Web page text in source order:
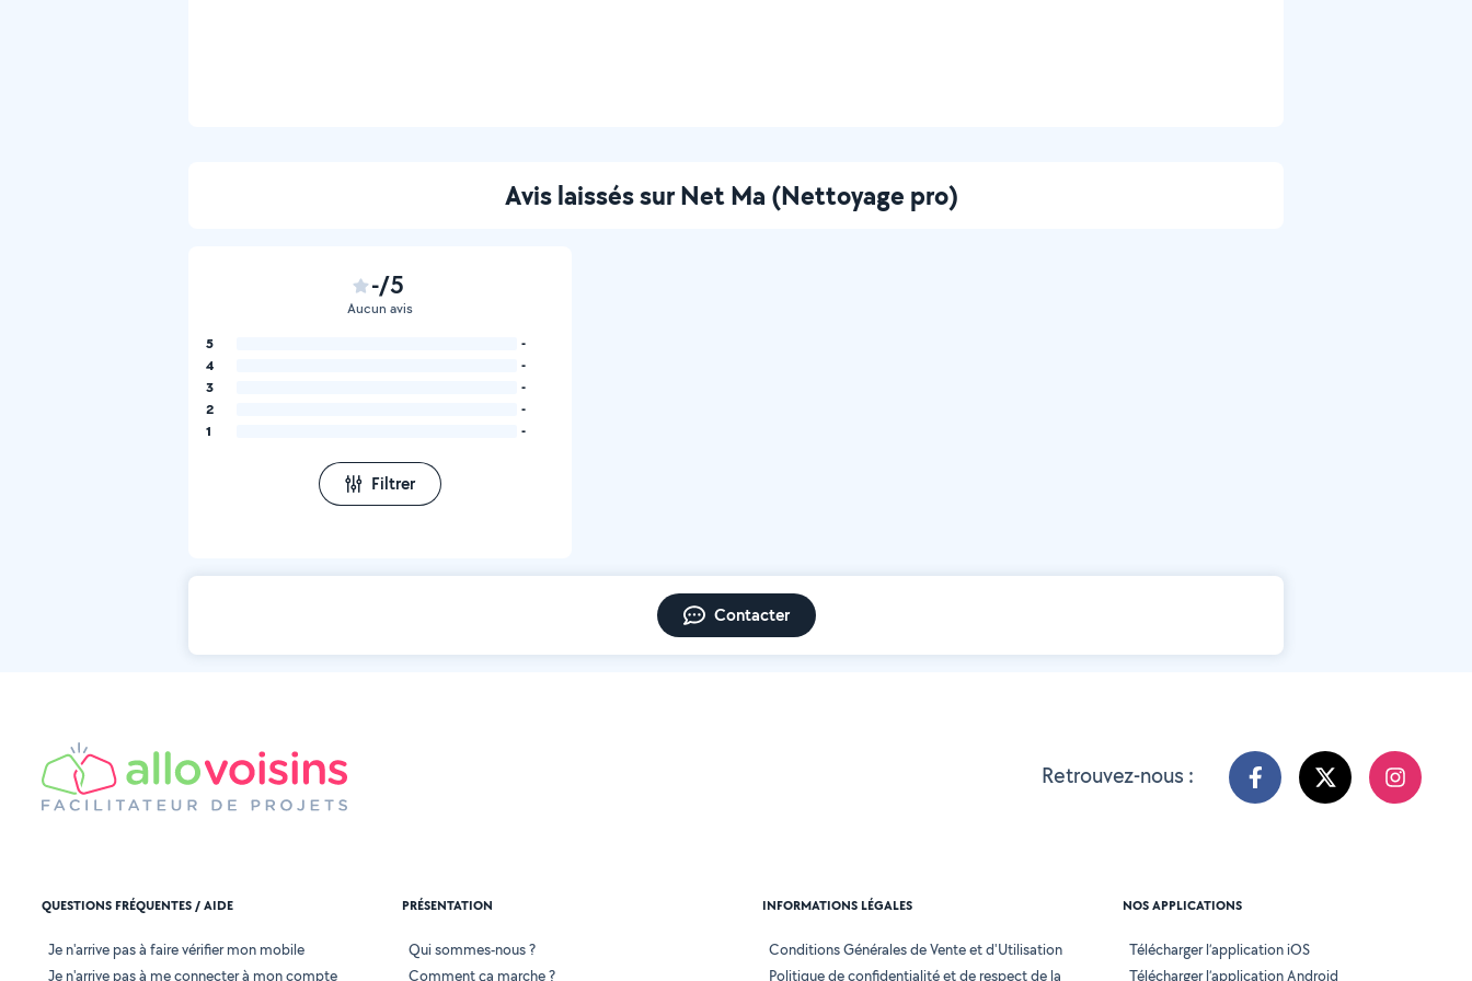
Avis laissés sur Net Ma (Nettoyage pro)
-/5
Aucun avis
5
-
4
-
3
-
2
-
1
-
Filtrer
Contacter
Retrouvez-nous :
QUESTIONS FRÉQUENTES / AIDE
Je n'arrive pas à faire vérifier mon mobile
Je n'arrive pas à me connecter à mon compte
PRÉSENTATION
Qui sommes-nous ?
Comment ça marche ?
INFORMATIONS LÉGALES
Conditions Générales de Vente et d'Utilisation
Politique de confidentialité et de respect de la
NOS APPLICATIONS
Télécharger l’application iOS
Télécharger l’application Android